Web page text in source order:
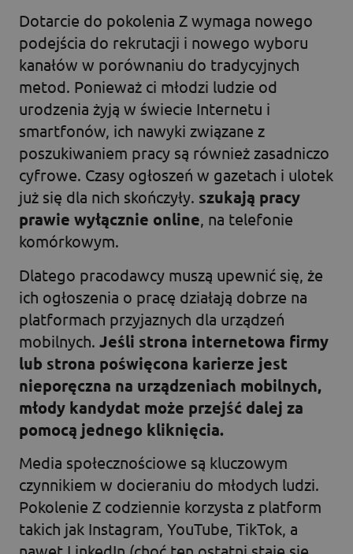
Dotarcie do pokolenia Z wymaga nowego
podejścia do rekrutacji i nowego wyboru
kanałów w porównaniu do tradycyjnych
metod. Ponieważ ci młodzi ludzie od
urodzenia żyją w świecie Internetu i
smartfonów, ich nawyki związane z
poszukiwaniem pracy są również zasadniczo
cyfrowe. Czasy ogłoszeń w gazetach i ulotek
już się dla nich skończyły. szukają pracy
prawie wyłącznie online, na telefonie
komórkowym.
Dlatego pracodawcy muszą upewnić się, że
ich ogłoszenia o pracę działają dobrze na
platformach przyjaznych dla urządzeń
mobilnych. Jeśli strona internetowa firmy
lub strona poświęcona karierze jest
nieporęczna na urządzeniach mobilnych,
młody kandydat może przejść dalej za
pomocą jednego kliknięcia.
Media społecznościowe są kluczowym
czynnikiem w docieraniu do młodych ludzi.
Pokolenie Z codziennie korzysta z platform
takich jak Instagram, YouTube, TikTok, a